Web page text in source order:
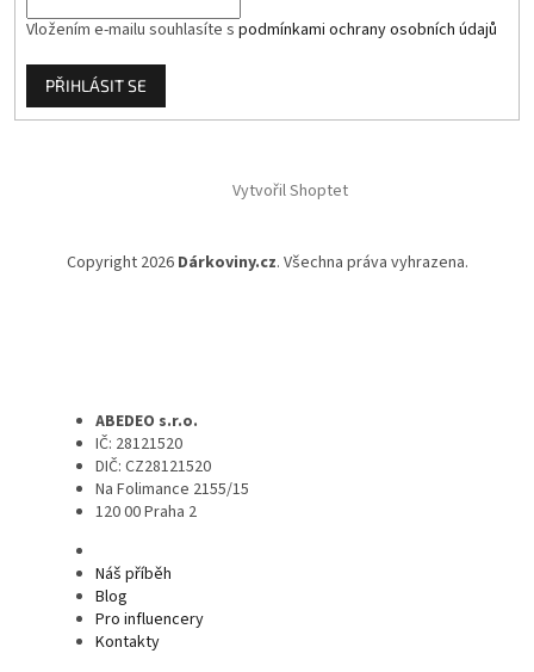
Vložením e-mailu souhlasíte s podmínkami ochrany osobních údajů
PŘIHLÁSIT SE
Vytvořil Shoptet
Copyright 2026 Dárkoviny.cz. Všechna práva vyhrazena.
ABEDEO s.r.o.
IČ: 28121520
DIČ: CZ28121520
Na Folimance 2155/15
120 00 Praha 2
Náš příběh
Blog
Pro influencery
Kontakty